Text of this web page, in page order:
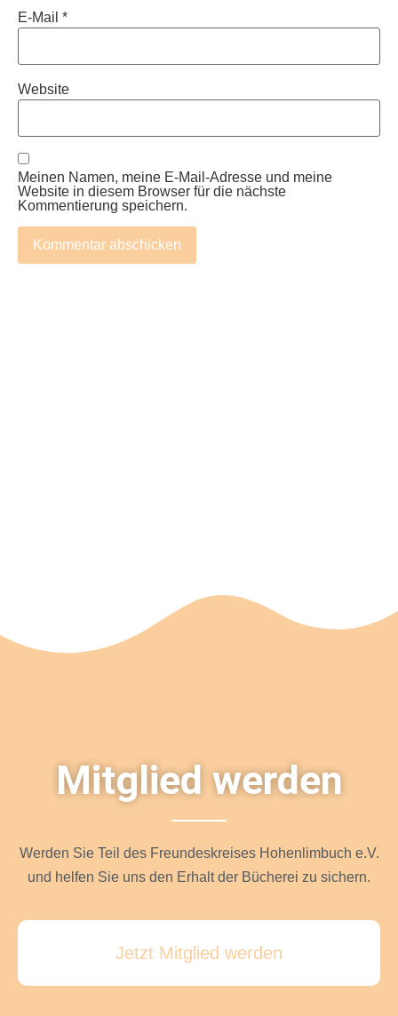
E-Mail *
Website
Meinen Namen, meine E-Mail-Adresse und meine
Website in diesem Browser für die nächste
Kommentierung speichern.
Mitglied werden
Werden Sie Teil des Freundeskreises Hohenlimbuch e.V.
und helfen Sie uns den Erhalt der Bücherei zu sichern.
Jetzt Mitglied werden